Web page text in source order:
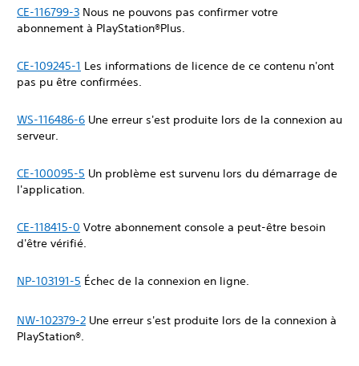
CE-116799-3 Nous ne pouvons pas confirmer votre
abonnement à PlayStation®Plus.
CE-109245-1 Les informations de licence de ce contenu n'ont
pas pu être confirmées.
WS-116486-6 Une erreur s'est produite lors de la connexion au
serveur.
CE-100095-5 Un problème est survenu lors du démarrage de
l'application.
CE-118415-0 Votre abonnement console a peut-être besoin
d'être vérifié.
NP-103191-5 Échec de la connexion en ligne.
NW-102379-2 Une erreur s'est produite lors de la connexion à
PlayStation®.